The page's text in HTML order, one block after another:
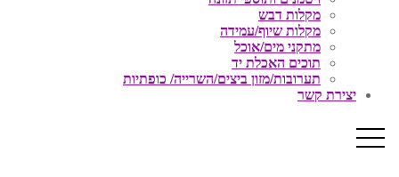
מקלות דבש
מקלות שיוף/עמידה
מתקני מים/אוכל
תוכים האכלת יד
תערובות/מזון ביצים/השרייה/ כופתיות
יצירת קשר